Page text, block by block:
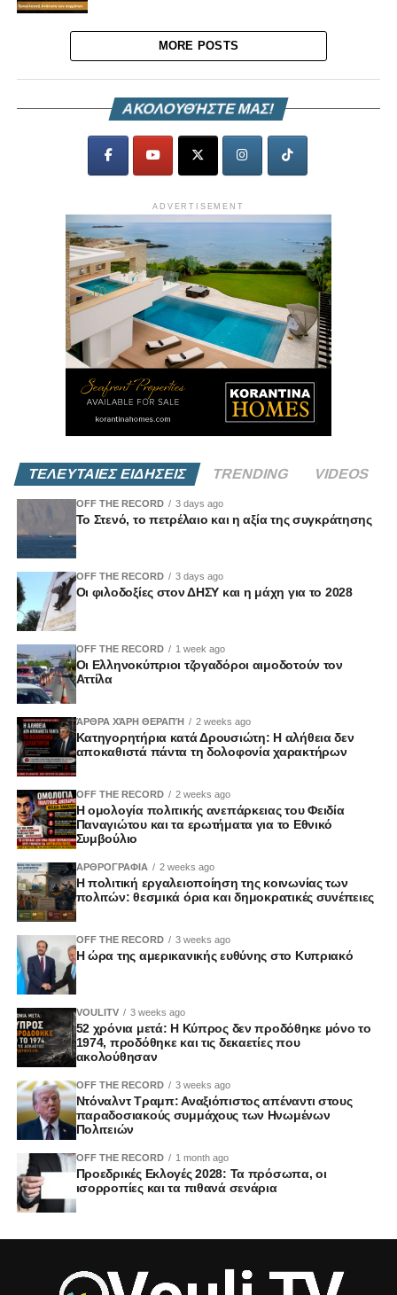
MORE POSTS
ΑΚΟΛΟΥΘΉΣΤΕ ΜΑΣ!
ADVERTISEMENT
ΤΕΛΕΥΤΑΙΕΣ ΕΙΔΗΣΕΙΣ TRENDING VIDEOS
OFF THE RECORD 3 days ago
Το Στενό, το πετρέλαιο και η αξία της συγκράτησης
OFF THE RECORD 3 days ago
Οι φιλοδοξίες στον ΔΗΣΥ και η μάχη για το 2028
OFF THE RECORD 1 week ago
Οι Ελληνοκύπριοι τζογαδόροι αιμοδοτούν τον
Αττίλα
ΆΡΘΡΑ ΧΆΡΗ ΘΕΡΑΠΉ 2 weeks ago
Κατηγορητήρια κατά Δρουσιώτη: Η αλήθεια δεν
αποκαθιστά πάντα τη δολοφονία χαρακτήρων
OFF THE RECORD 2 weeks ago
Η ομολογία πολιτικής ανεπάρκειας του Φειδία
Παναγιώτου και τα ερωτήματα για το Εθνικό
Συμβούλιο
ΑΡΘΡΟΓΡΑΦΙΑ 2 weeks ago
Η πολιτική εργαλειοποίηση της κοινωνίας των
πολιτών: θεσμικά όρια και δημοκρατικές συνέπειες
OFF THE RECORD 3 weeks ago
Η ώρα της αμερικανικής ευθύνης στο Κυπριακό
VOULITV 3 weeks ago
52 χρόνια μετά: Η Κύπρος δεν προδόθηκε μόνο το
1974, προδόθηκε και τις δεκαετίες που
ακολούθησαν
OFF THE RECORD 3 weeks ago
Ντόναλντ Τραμπ: Αναξιόπιστος απέναντι στους
παραδοσιακούς συμμάχους των Ηνωμένων
Πολιτειών
OFF THE RECORD 1 month ago
Προεδρικές Εκλογές 2028: Τα πρόσωπα, οι
ισορροπίες και τα πιθανά σενάρια